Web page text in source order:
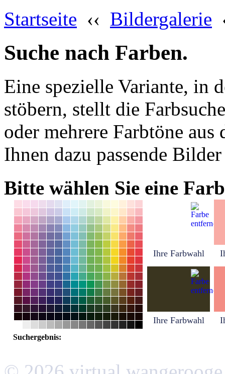
Startseite ‹‹ Bildergalerie
Suche nach Farben.
Eine spezielle Variante, in
stöbern, stellt die
oder mehrere Farbtöne
Ihnen dazu passende
Bitte wählen Sie eine
Ihre Farbwahl
Ihre Farbwahl
Suchergebnis: